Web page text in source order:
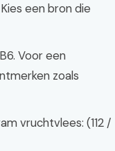
een bron die
Voor een
zoals
vruchtvlees: (112 /